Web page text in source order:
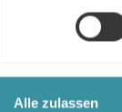
Alle zulassen